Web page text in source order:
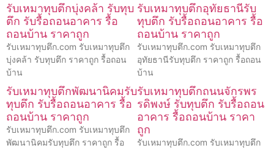
รับเหมาทุบตึกบุ่งคล้า รับทุบ
ตึก รับรื้อถอนอาคาร รื้อ
ถอนบ้าน ราคาถูก
รับเหมาทุบตึก.com รับเหมาทุบตึก
บุ่งคล้า รับทุบตึก ราคาถูก รื้อถอน
บ้าน
รับเหมาทุบตึกอุทัยธานีรับ
ทุบตึก รับรื้อถอนอาคาร รื้อ
ถอนบ้าน ราคาถูก
รับเหมาทุบตึก.com รับเหมาทุบตึก
อุทัยธานีรับทุบตึก ราคาถูก รื้อถอน
บ้าน
รับเหมาทุบตึกพัฒนานิคมรับ
ทุบตึก รับรื้อถอนอาคาร รื้อ
ถอนบ้าน ราคาถูก
รับเหมาทุบตึก.com รับเหมาทุบตึก
พัฒนานิคมรับทุบตึก ราคาถูก รื้อ
รับเหมาทุบตึกถนนจักรพร
รดิพงษ์ รับทุบตึก รับรื้อถอน
อาคาร รื้อถอนบ้าน ราคา
ถูก
รับเหมาทุบตึก.com รับเหมาทุบตึก